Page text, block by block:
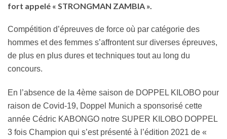
fort appelé « STRONGMAN ZAMBIA ».
Compétition d’épreuves de force où par catégorie des
hommes et des femmes s’affrontent sur diverses épreuves,
de plus en plus dures et techniques tout au long du
concours.
En l’absence de la 4ème saison de DOPPEL KILOBO pour
raison de Covid-19, Doppel Munich a sponsorisé cette
année Cédric KABONGO notre SUPER KILOBO DOPPEL
3 fois Champion qui s’est présenté à l’édition 2021 de «